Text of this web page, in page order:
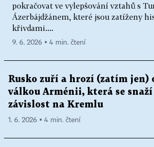
pokračovat ve vylepšování vztahů s
Ázerbájdžánem, které jsou zatíženy
křivdami....
9. 6. 2026 ▪ 4 min. čtení
Rusko zuří a hrozí (zatím jen)
válkou Arménii, která se
závislost na Kremlu
1. 6. 2026 ▪ 4 min. čtení